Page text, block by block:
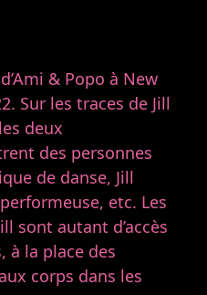
& Popo à New
Sur les traces de Jill
deux
des personnes
de danse, Jill
etc. Les
sont autant d’accès
à la place des
corps dans les